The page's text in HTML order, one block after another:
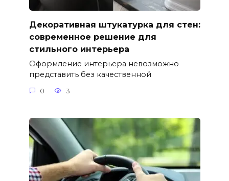
Декоративная штукатурка для стен:
современное решение для
стильного интерьера
Оформление интерьера невозможно
представить без качественной
0 3